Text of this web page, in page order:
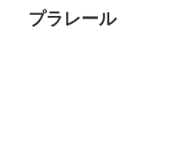
プラレール